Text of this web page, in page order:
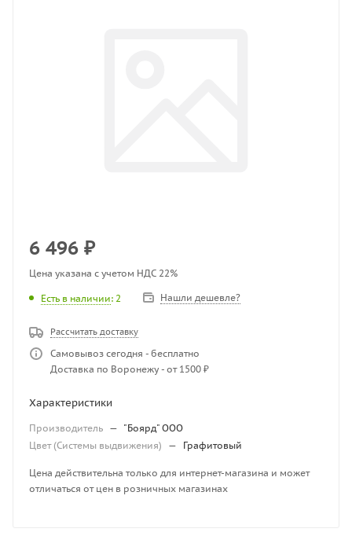
6 496 ₽
Цена указана с учетом НДС 22%
Есть в наличии: 2 Нашли дешевле?
Рассчитать доставку
Самовывоз сегодня - бесплатно
Доставка по Воронежу - от 1500 ₽
Характеристики
Производитель — "Боярд" ООО
Цвет (Системы выдвижения)
— Графитовый
Цена действительна только для интернет-магазина и может
отличаться от цен в розничных магазинах